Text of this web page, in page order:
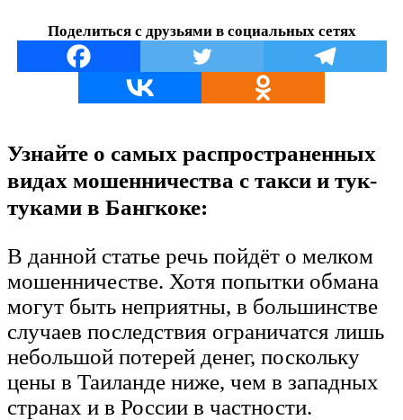
Поделиться с друзьями в социальных сетях
Узнайте о самых распространенных
видах мошенничества с такси и тук-
туками в Бангкоке:
В данной статье речь пойдёт о мелком
мошенничестве. Хотя попытки обмана
могут быть неприятны, в большинстве
случаев последствия ограничатся лишь
небольшой потерей денег, поскольку
цены в Таиланде ниже, чем в западных
странах и в России в частности.